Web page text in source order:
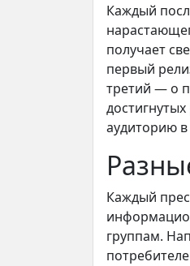
Каждый
получает
первый
третий — о
аудиторию
Каждый
группам.